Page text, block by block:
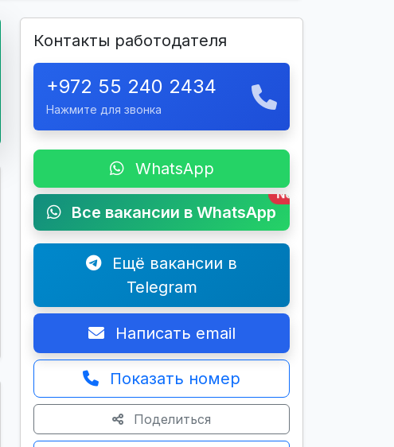
Контакты работодателя
+972 55 240 2434
Нажмите для звонка
WhatsApp
Все вакансии в WhatsApp
New
Ещё вакансии в
Telegram
Написать email
Показать номер
Поделиться